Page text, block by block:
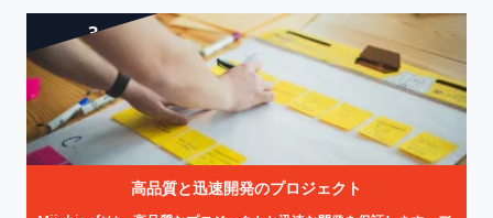
3
高品質と迅速開発のプロジェクト